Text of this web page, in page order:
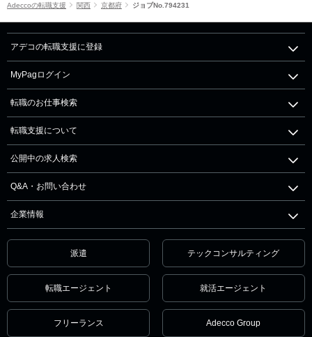
Adeccoの転職支援 関西 京都府 ジョブNo.794231
アデコの転職支援に登録
MyPagログイン
転職のお仕事検索
転職支援について
公開中の求人検索
Q&A・お問い合わせ
企業情報
派遣 テックコンサルティング
転職エージェント 就活エージェント
フリーランス Adecco Group